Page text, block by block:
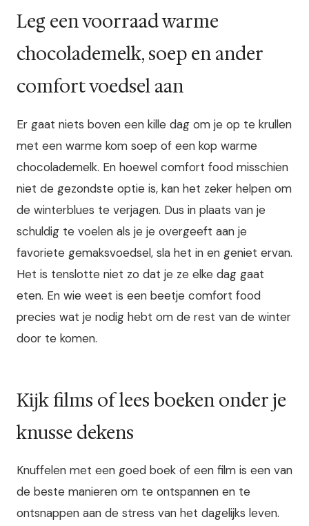
Leg een voorraad warme
chocolademelk, soep en ander
comfort voedsel aan
Er gaat niets boven een kille dag om je op te krullen
met een warme kom soep of een kop warme
chocolademelk. En hoewel comfort food misschien
niet de gezondste optie is, kan het zeker helpen om
de winterblues te verjagen. Dus in plaats van je
schuldig te voelen als je je overgeeft aan je
favoriete gemaksvoedsel, sla het in en geniet ervan.
Het is tenslotte niet zo dat je ze elke dag gaat
eten. En wie weet is een beetje comfort food
precies wat je nodig hebt om de rest van de winter
door te komen.
Kijk films of lees boeken onder je
knusse dekens
Knuffelen met een goed boek of een film is een van
de beste manieren om te ontspannen en te
ontsnappen aan de stress van het dagelijks leven.